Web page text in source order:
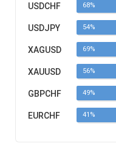
USDCHF 68%
USDJPY 54%
XAGUSD 69%
XAUUSD 56%
GBPCHF 49%
EURCHF 41%